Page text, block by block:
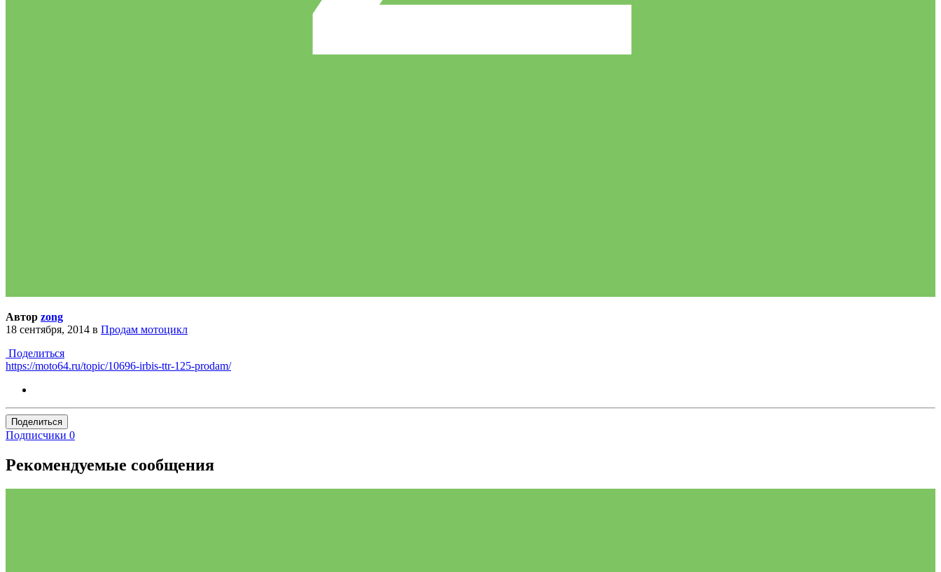
Автор zong
18 сентября, 2014 в Продам мотоцикл
Поделиться
https://moto64.ru/topic/10696-irbis-ttr-125-prodam/
Поделиться
Подписчики 0
Рекомендуемые сообщения